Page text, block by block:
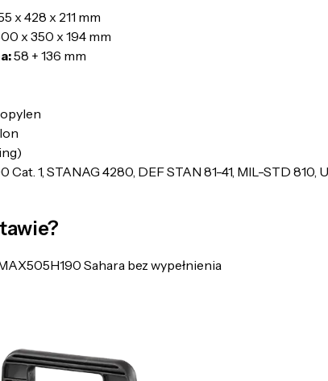
x 428 x 211 mm
x 350 x 194 mm
58 + 136 mm
Cat. 1, STANAG 4280, DEF STAN 81-41, MIL-STD 810,
Sahara bez wypełnienia